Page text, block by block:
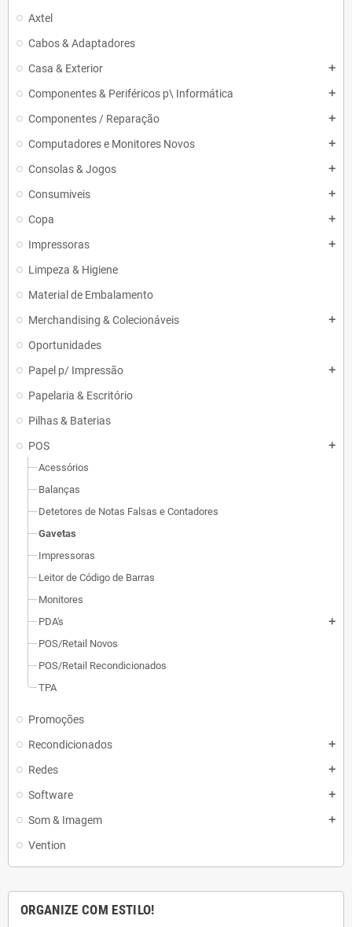
Axtel
Cabos & Adaptadores
Casa & Exterior
add
Componentes & Periféricos p\ Informática add
Componentes / Reparação add
Computadores e Monitores Novos add
Consolas & Jogos add
Consumiveis add
Copa add
Impressoras add
Limpeza & Higiene
Material de Embalamento
Merchandising & Colecionáveis
add
Oportunidades
Papel p/ Impressão
add
Papelaria & Escritório
Pilhas & Baterias
POS
add
Acessórios
Balanças
Detetores de Notas Falsas e Contadores
Gavetas
Impressoras
Leitor de Código de Barras
Monitores
PDA's
add
POS/Retail Novos
POS/Retail Recondicionados
TPA
Promoções
Recondicionados
add
Redes add
Software add
Som & Imagem add
Vention
ORGANIZE COM ESTILO!